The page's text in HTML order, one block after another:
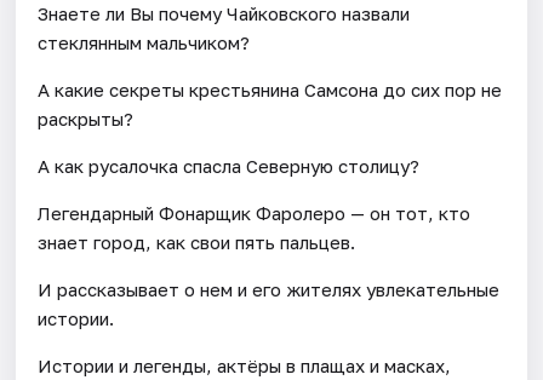
Знаете ли Вы почему Чайковского назвали
стеклянным мальчиком?
А какие секреты крестьянина Самсона до сих пор не
раскрыты?
А как русалочка спасла Северную столицу?
Легендарный Фонарщик Фаролеро — он тот, кто
знает город, как свои пять пальцев.
И рассказывает о нем и его жителях увлекательные
истории.
Истории и легенды, актёры в плащах и масках,